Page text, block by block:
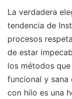
La verdadera
tendencia de
procesos
de estar
los métodos
funcional y sana
con hilo es una